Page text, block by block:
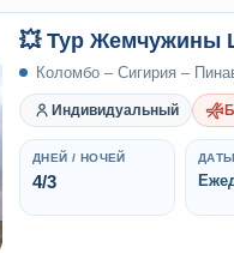
💥 Тур Жемчужины
Коломбо – Сигирия –
Индивидуальный
ДНЕЙ / НОЧЕЙ
4/3